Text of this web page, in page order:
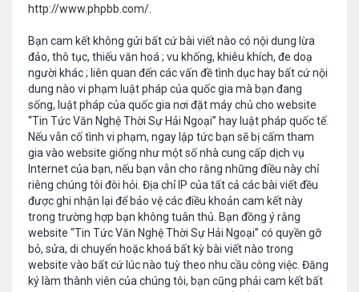
http://www.phpbb.com/
Bạn cam kết không gửi bất cứ bài viết nào có nội dung lừa
đảo, thô tục, thiếu văn hoá ; vu khống, khiêu khích, đe doạ
người khác ; liên quan đến các vấn đề tình dục hay bất cứ nội
dung nào vi phạm luật pháp của quốc gia mà bạn đang
sống, luật pháp của quốc gia nơi đặt máy chủ cho website
“Tin Tức Văn Nghệ Thời Sự Hải Ngoại” hay luật pháp quốc tế.
Nếu vẫn cố tình vi phạm, ngay lập tức bạn sẽ bị cấm tham
gia vào website giống như một số nhà cung cấp dịch vụ
Internet của bạn, nếu bạn vẫn cho rằng những điều này chỉ
riêng chúng tôi đòi hỏi. Địa chỉ IP của tất cả các bài viết đều
được ghi nhận lại để bảo vệ các điều khoản cam kết này
trong trường hợp bạn không tuân thủ. Bạn đồng ý rằng
website “Tin Tức Văn Nghệ Thời Sự Hải Ngoại” có quyền gỡ
bỏ, sửa, di chuyển hoặc khoá bất kỳ bài viết nào trong
website vào bất cứ lúc nào tuỳ theo nhu cầu công việc. Đăng
ký làm thành viên của chúng tôi, bạn cũng phải cam kết bất